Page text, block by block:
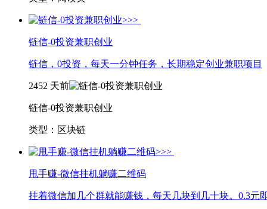
链信-0投资兼职创业
链信，0投资，每天一分钟任务，长期稳定创业兼职项目
2452 天前
链信-0投资兼职创业
类型：区块链
甩手赚-微信挂机躺赚二维码
挂着微信加几个群就能赚钱，每天几块到几十块。0.3元